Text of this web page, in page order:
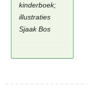
kinderboek;
illustraties
Sjaak Bos